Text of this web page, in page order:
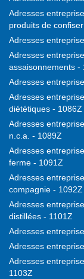
Adresses
produits de
Adresses
Adresses
assaisonnements -
Adresses
Adresses
diététiques - 1086Z
Adresses
n.c.a. - 1089Z
Adresses
ferme - 1091Z
Adresses
compagnie - 1092Z
Adresses
distillées - 1101Z
Adresses
Adresses
Adresses
1103Z